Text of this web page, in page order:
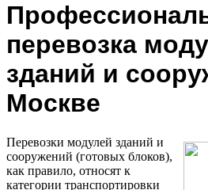
перевозка
зданий и
Москве
Перевозки модулей зданий и
сооружений (готовых блоков),
как правило, относят к
категории транспортировки